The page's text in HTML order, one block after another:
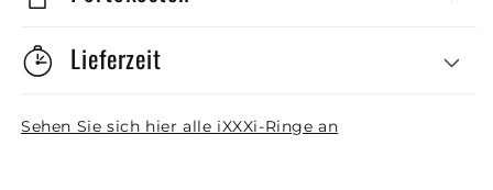
Lieferzeit
Sehen Sie sich hier alle iXXXi-Ringe an